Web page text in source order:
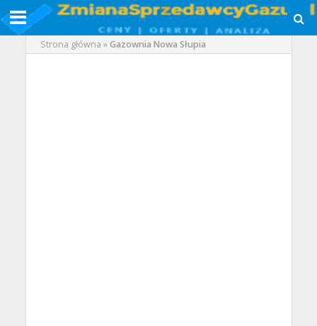
Strona główna »Gazownia Nowa Słupia